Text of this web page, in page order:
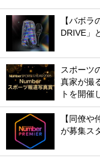
【バボ
DRIVE」
スポーツ
真家が撮
トを開催
【同僚
が募集ス